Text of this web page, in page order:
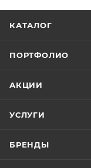
КАТАЛОГ
ПОРТФОЛИО
АКЦИИ
УСЛУГИ
БРЕНДЫ